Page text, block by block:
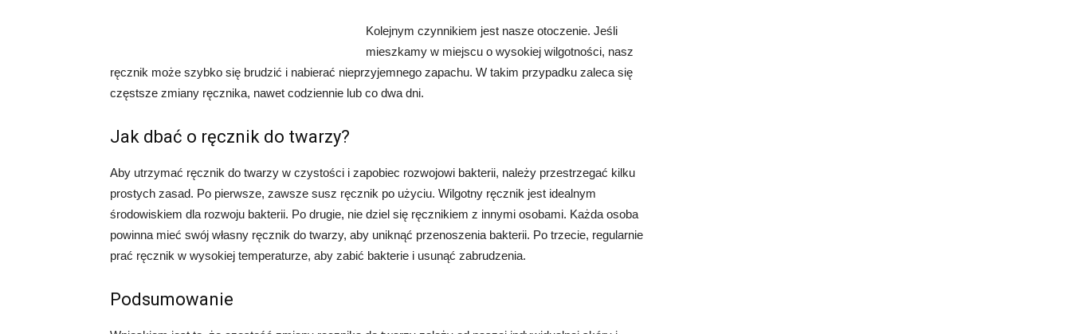
Kolejnym czynnikiem jest nasze otoczenie. Jeśli
mieszkamy w miejscu o wysokiej wilgotności, nasz
ręcznik może szybko się brudzić i nabierać nieprzyjemnego zapachu. W takim przypadku zaleca się
częstsze zmiany ręcznika, nawet codziennie lub co dwa dni.
Jak dbać o ręcznik do twarzy?
Aby utrzymać ręcznik do twarzy w czystości i zapobiec rozwojowi bakterii, należy przestrzegać kilku
prostych zasad. Po pierwsze, zawsze susz ręcznik po użyciu. Wilgotny ręcznik jest idealnym
środowiskiem dla rozwoju bakterii. Po drugie, nie dziel się ręcznikiem z innymi osobami. Każda osoba
powinna mieć swój własny ręcznik do twarzy, aby uniknąć przenoszenia bakterii. Po trzecie, regularnie
prać ręcznik w wysokiej temperaturze, aby zabić bakterie i usunąć zabrudzenia.
Podsumowanie